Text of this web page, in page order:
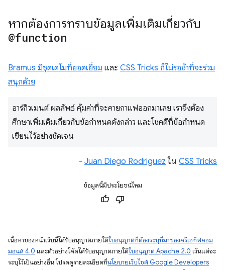
หากต้องการทราบข้อมูลเพิ่มเติมเกี่ยวกับ
@function
Bramus มีชุดเดโมที่ยอดเยี่ยม และ CSS Tricks ก็ไม่รอช้าที่จะร่วม
สนุกด้วย
อาร์กิวเมนต์ ผลลัพธ์ คุ้มค่าที่จะคายกาแฟออกมาเลย เราจึงต้อง
ศึกษาเพิ่มเติมเกี่ยวกับข้อกำหนดดังกล่าว และโชคดีที่ข้อกำหนด
เขียนไว้อย่างชัดเจน
- Juan Diego Rodriguez ใน CSS Tricks
ข้อมูลนี้มีประโยชน์ไหม
เนื้อหาของหน้าเว็บนี้ได้รับอนุญาตภายใต้ใบอนุญาตที่ต้องระบุที่มาของครีเอทีฟคอม
มอนส์ 4.0 และตัวอย่างโค้ดได้รับอนุญาตภายใต้ใบอนุญาต Apache 2.0 เว้นแต่จะ
ระบุไว้เป็นอย่างอื่น โปรดดูรายละเอียดที่นโยบายเว็บไซต์ Google Developers